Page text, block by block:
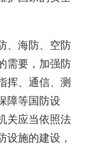
、海防、空防
需要，加强防
挥、通信、测
障等国防设
关应当依照法
设施的建设，